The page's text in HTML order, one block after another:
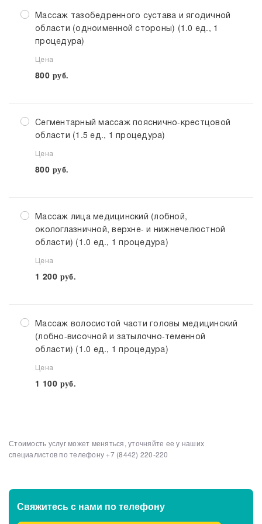
Массаж тазобедренного сустава и ягодичной
области (одноименной стороны) (1.0 ед., 1
процедура)
Цена
800 руб.
Сегментарный массаж пояснично-крестцовой
области (1.5 ед., 1 процедура)
Цена
800 руб.
Массаж лица медицинский (лобной,
окологлазничной, верхне- и нижнечелюстной
области) (1.0 ед., 1 процедура)
Цена
1 200 руб.
Массаж волосистой части головы медицинский
(лобно-височной и затылочно-теменной
области) (1.0 ед., 1 процедура)
Цена
1 100 руб.
Выберите клинику Списком
Клинико-диагностические центры
Стоимость услуг может меняться, уточняйте ее у наших
специалистов по телефону +7 (8442) 220-220
Свяжитесь с нами по телефону